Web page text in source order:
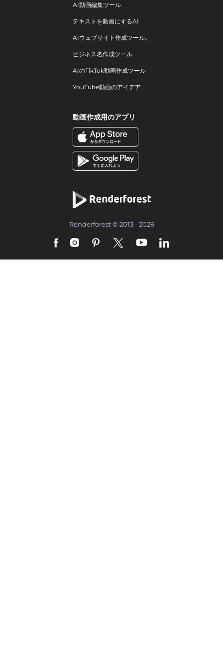
AI動画編集ツール
テキストを動画にするAI
AIウェブサイト作成ツール。
ビジネス名作成ツール
AIのTikTok動画作成ツール
YouTube動画のアイデア
動画作成用のアプリ
Renderforest © 2013 - 2026